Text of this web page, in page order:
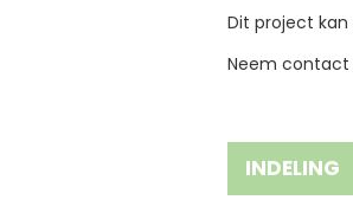
Dit project kan
Neem contact
INDELING